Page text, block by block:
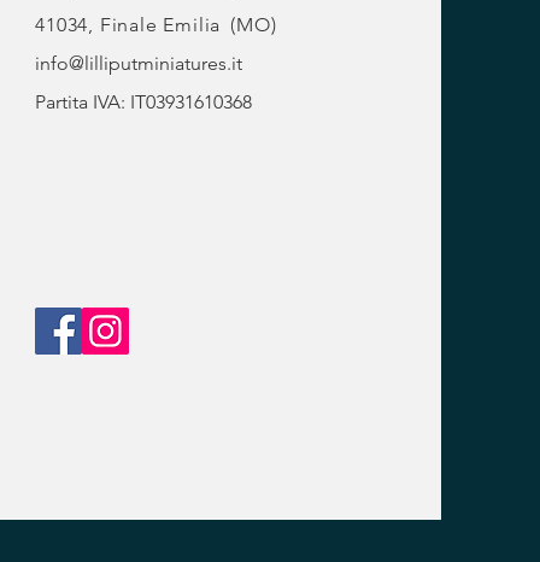
41034, Finale Emilia (MO)
info@lilliputminiatures.it
Partita IVA: IT03931610368